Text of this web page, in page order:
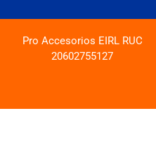
Pro Accesorios EIRL RUC
20602755127